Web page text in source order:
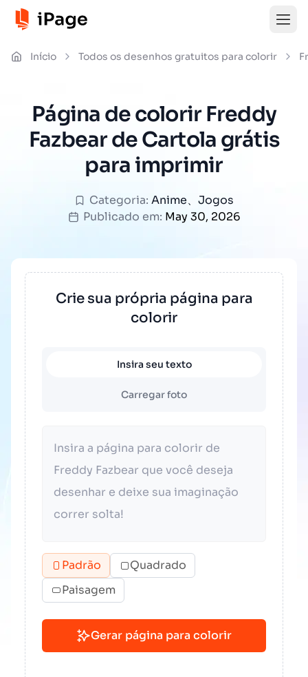
Início Todos os desenhos gratuitos para colorir
Página de colorir Freddy
Fazbear de Cartola grátis
para imprimir
Categoria: Anime、 Jogos
Publicado em: May 30, 2026
Crie sua própria página para
colorir
Insira seu texto
Carregar foto
Padrão
Quadrado
Paisagem
Gerar página para colorir